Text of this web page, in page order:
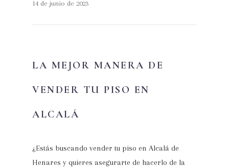
14 de junio de 2023
LA MEJOR MANERA DE
VENDER TU PISO EN
ALCALÁ
¿Estás buscando vender tu piso en Alcalá de
Henares y quieres asegurarte de hacerlo de la